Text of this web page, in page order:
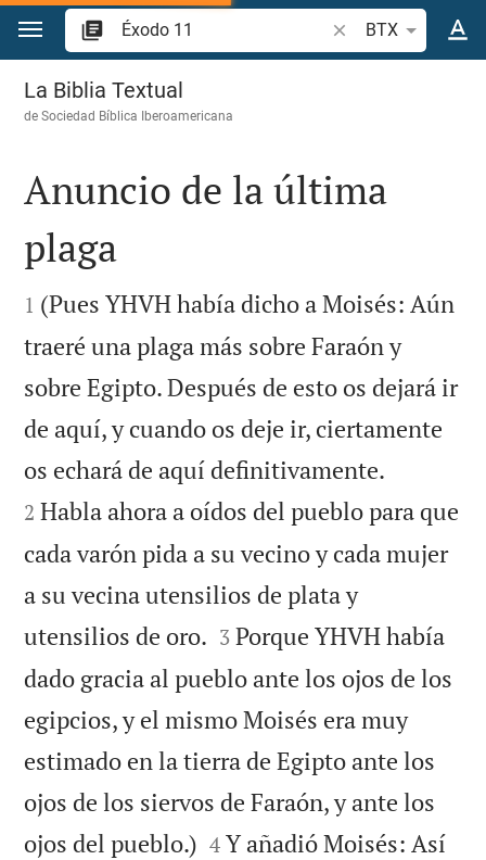
Ir a un contenido
Buscar versículo
BTX
Éxodo 11
La Biblia Textual
deSociedad Bíblica Iberoamericana

Anuncio de la última
plaga

1 (Pues YHVH había dicho a Moisés: Aún
traeré una plaga más sobre Faraón y
sobre Egipto. Después de esto os dejará ir
de aquí, y cuando os deje ir, ciertamente
os echará de aquí definitivamente.
2 Habla ahora a oídos del pueblo para que
cada varón pida a su vecino y cada mujer
a su vecina utensilios de plata y
utensilios de oro. 

3 Porque YHVH había
dado gracia al pueblo ante los ojos de los
egipcios, y el mismo Moisés era muy
estimado en la tierra de Egipto ante los
ojos de los siervos de Faraón, y ante los
ojos del pueblo.) 

4 Y añadió Moisés: Así